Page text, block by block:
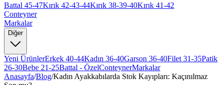
Battal 45-47Kırık 42-43-44Kırık 38-39-40Kırık 41-42
Conteyner
Markalar
Diğer
Yeni ÜrünlerErkek 40-44Kadın 36-40Garson 36-40Filet 31-35Patik
26-30Bebe 21-25Battal - ÖzelConteynerMarkalar
Anasayfa/Blog/Kadın Ayakkabılarda Stok Kayıpları: Kaçınılmaz